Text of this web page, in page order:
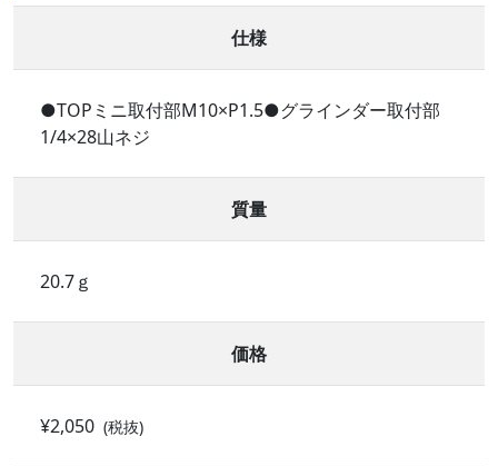
仕様
●TOPミニ取付部M10×P1.5●グラインダー取付部
1/4×28山ネジ
質量
20.7ｇ
価格
¥2,050 (税抜)